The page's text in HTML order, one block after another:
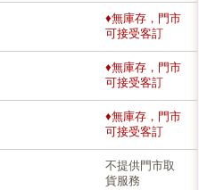
♦無庫存，門市
可接受客訂
♦無庫存，門市
可接受客訂
♦無庫存，門市
可接受客訂
不提供門市取
貨服務